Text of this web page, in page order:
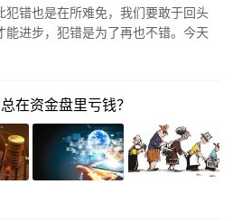
犯错也是在所难免，我们要敢于回头
能进步，犯错是为了再也不错。今天
错误，不知道你都犯过吗？ 1：进场
在资金盘里亏钱？